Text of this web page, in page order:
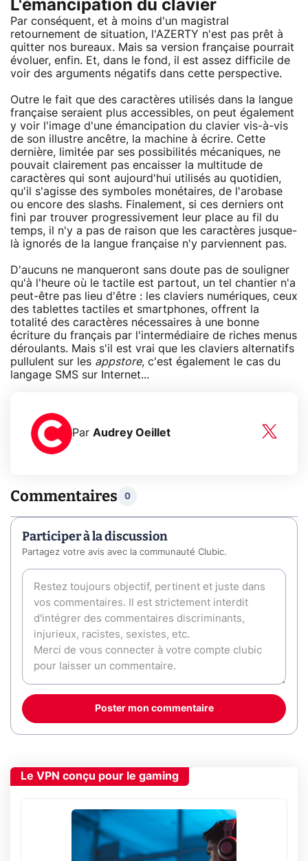
L'émancipation du clavier
Par conséquent, et à moins d'un magistral
retournement de situation, l'AZERTY n'est pas prêt à
quitter nos bureaux. Mais sa version française pourrait
évoluer, enfin. Et, dans le fond, il est assez difficile de
voir des arguments négatifs dans cette perspective.
Outre le fait que des caractères utilisés dans la langue
française seraient plus accessibles, on peut également
y voir l'image d'une émancipation du clavier vis-à-vis
de son illustre ancêtre, la machine à écrire. Cette
dernière, limitée par ses possibilités mécaniques, ne
pouvait clairement pas encaisser la multitude de
caractères qui sont aujourd'hui utilisés au quotidien,
qu'il s'agisse des symboles monétaires, de l'arobase
ou encore des slashs. Finalement, si ces derniers ont
fini par trouver progressivement leur place au fil du
temps, il n'y a pas de raison que les caractères jusque-
là ignorés de la langue française n'y parviennent pas.
D'aucuns ne manqueront sans doute pas de souligner
qu'à l'heure où le tactile est partout, un tel chantier n'a
peut-être pas lieu d'être : les claviers numériques, ceux
des tablettes tactiles et smartphones, offrent la
totalité des caractères nécessaires à une bonne
écriture du français par l'intermédiaire de riches menus
déroulants. Mais s'il est vrai que les claviers alternatifs
pullulent sur les appstore, c'est également le cas du
langage SMS sur Internet...
Par Audrey Oeillet
Commentaires 0
Participer à la discussion
Partagez votre avis avec la communauté Clubic.
Poster mon commentaire
Le VPN conçu pour le gaming